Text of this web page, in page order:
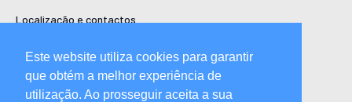
Localização e contactos
Ficha técnica
Manual de boas práticas editoriais e código de conduta
Este website utiliza cookies para garantir
que obtém a melhor experiência de
utilização. Ao prosseguir aceita a sua